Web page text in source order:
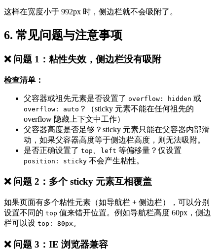
这样在宽度小于 992px 时，侧边栏就不会吸附了。
6. 常见问题与注意事项
❌ 问题 1：粘性失效，侧边栏没有吸附
检查清单：
父容器或祖先元素是否设置了 overflow: hidden 或
overflow: auto ？（sticky 元素不能在任何祖先的
overflow 隐藏上下文中工作）
父容器高度是否足够？sticky 元素只能在父容器内部滑
动，如果父容器高度等于侧边栏高度，则无法吸附。
是否正确设置了 top left 等偏移量？仅设置
position: sticky 不会产生粘性。
❌ 问题 2：多个 sticky 元素互相覆盖
如果页面有多个粘性元素（如导航栏 + 侧边栏），可以分别
设置不同的 top 值来错开位置。例如导航栏高度 60px，侧边
栏可以设 top: 80px 。
❌ 问题 3：IE 浏览器兼容